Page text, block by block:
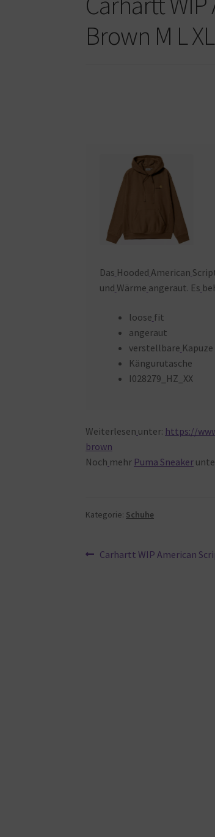
Brown M L XL
Das Hooded American
und Wärme angeraut. Es
loose fit
angeraut
verstellbare Kapuze
Kängurutasche
I028279_HZ_XX
Weiterlesen unter: https://
brown
Noch mehr Puma Sneaker
Kategorie: Schuhe
Vorheriger
Carhartt WIP American